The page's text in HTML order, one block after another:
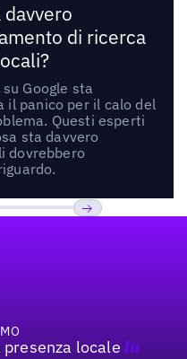
di ricerca
Google sta
il panico per il calo del
Questi esperti
sta davvero
dovrebbero
locale In